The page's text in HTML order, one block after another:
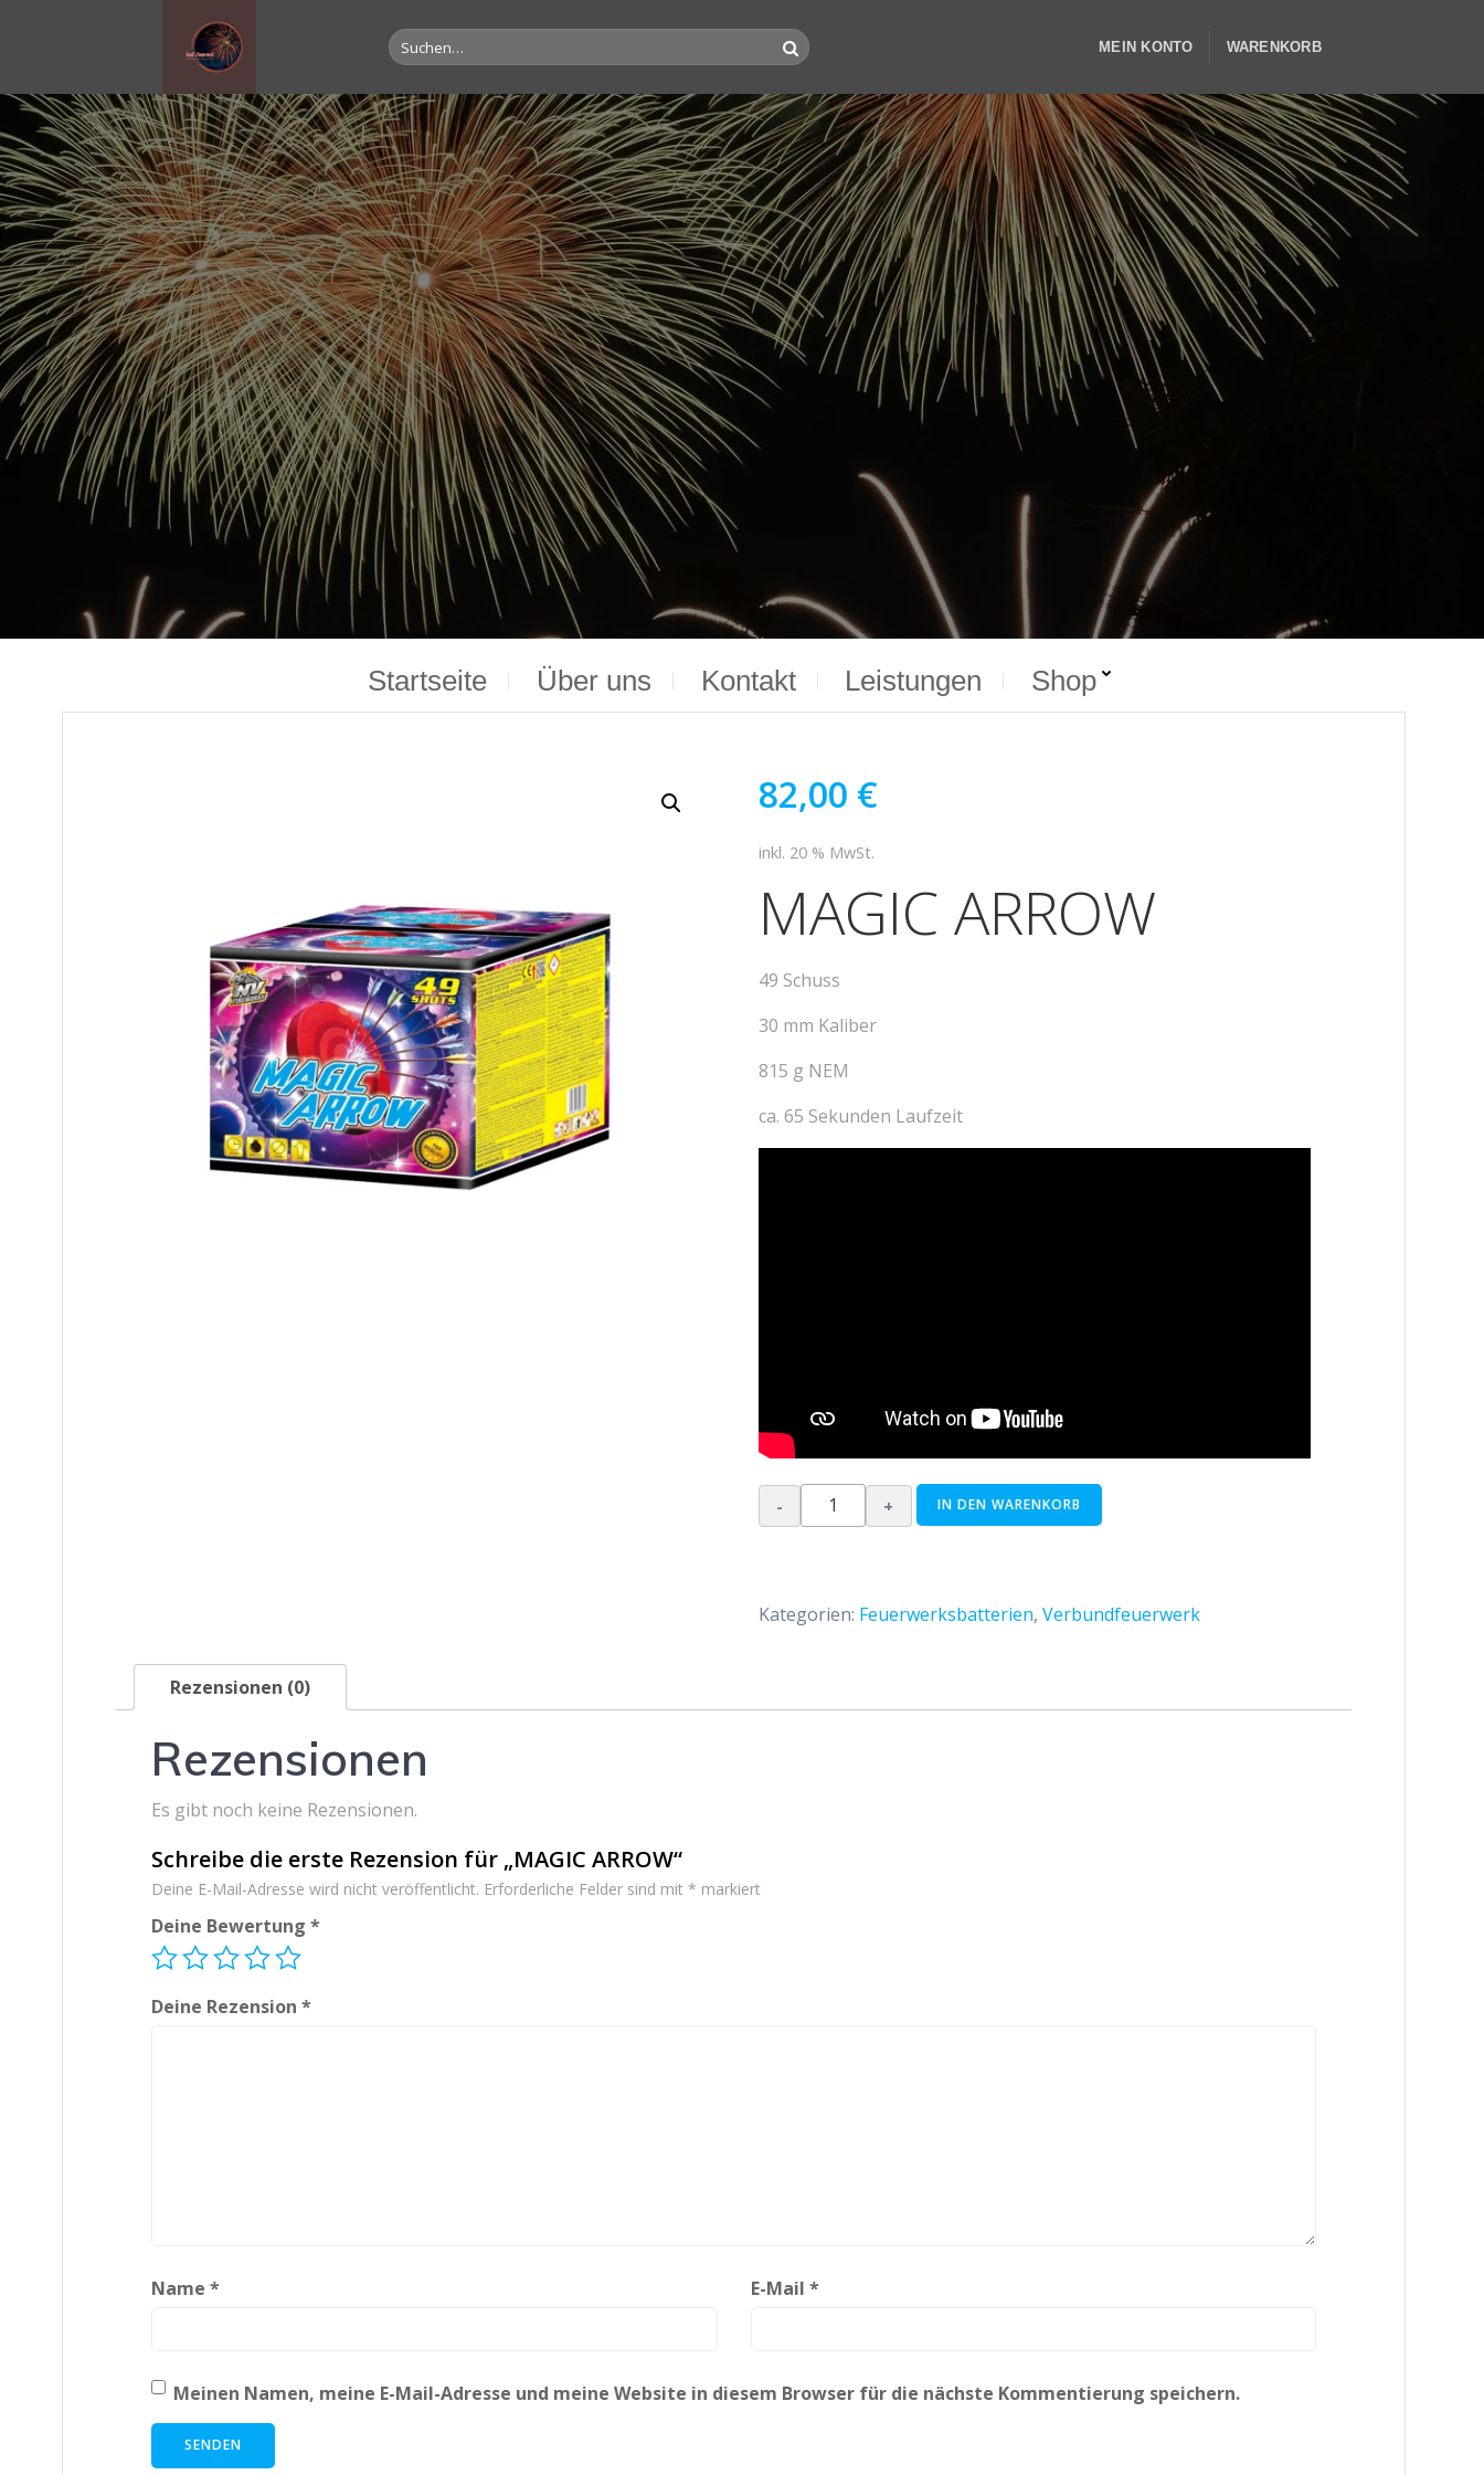
Suche
nach:
MEIN KONTO WARENKORB
Startseite Über uns Kontakt Leistungen Shop
82,00 €
inkl. 20 % MwSt.
MAGIC ARROW
49 Schuss
30 mm Kaliber
815 g NEM
ca. 65 Sekunden Laufzeit
-
MAGIC
+ IN DEN WARENKORB
Kategorien: Feuerwerksbatterien, Verbundfeuerwerk
Rezensionen (0)
Rezensionen
Es gibt noch keine Rezensionen.
Schreibe die erste Rezension für „MAGIC ARROW“
Deine E-Mail-Adresse wird nicht veröffentlicht. Erforderliche Felder sind mit * markiert
Deine Bewertung *
Deine Rezension *
Name * E-Mail *
Meinen Namen, meine E-Mail-Adresse und meine Website in diesem Browser für die nächste Kommentierung speichern.